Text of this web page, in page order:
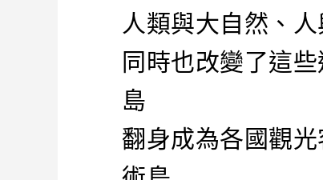
人類與大自然、
同時也改變了這
島
翻身成為各國觀